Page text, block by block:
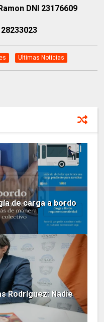
DNI 23176609
Ultimas Noticias
de carga a bordo
Rodríguez: Nadie